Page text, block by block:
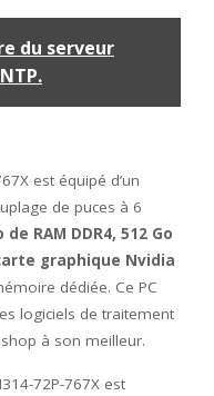
du serveur
est équipé d’un
de puces à 6
de RAM DDR4, 512 Go
graphique Nvidia
dédiée. Ce PC
logiciels de traitement
à son meilleur.
72P-767X est